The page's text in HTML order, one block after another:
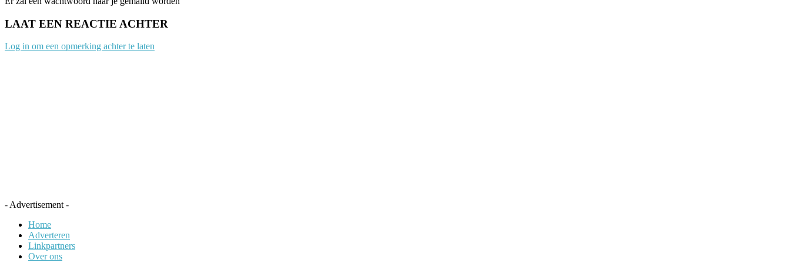
LAAT EEN REACTIE ACHTER
Log in om een opmerking achter te laten
- Advertisement -
Home
Adverteren
Linkpartners
Over ons